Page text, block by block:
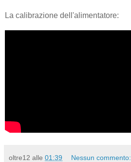
La calibrazione dell'alimentatore:
oltre12 alle 01:39 Nessun commento: